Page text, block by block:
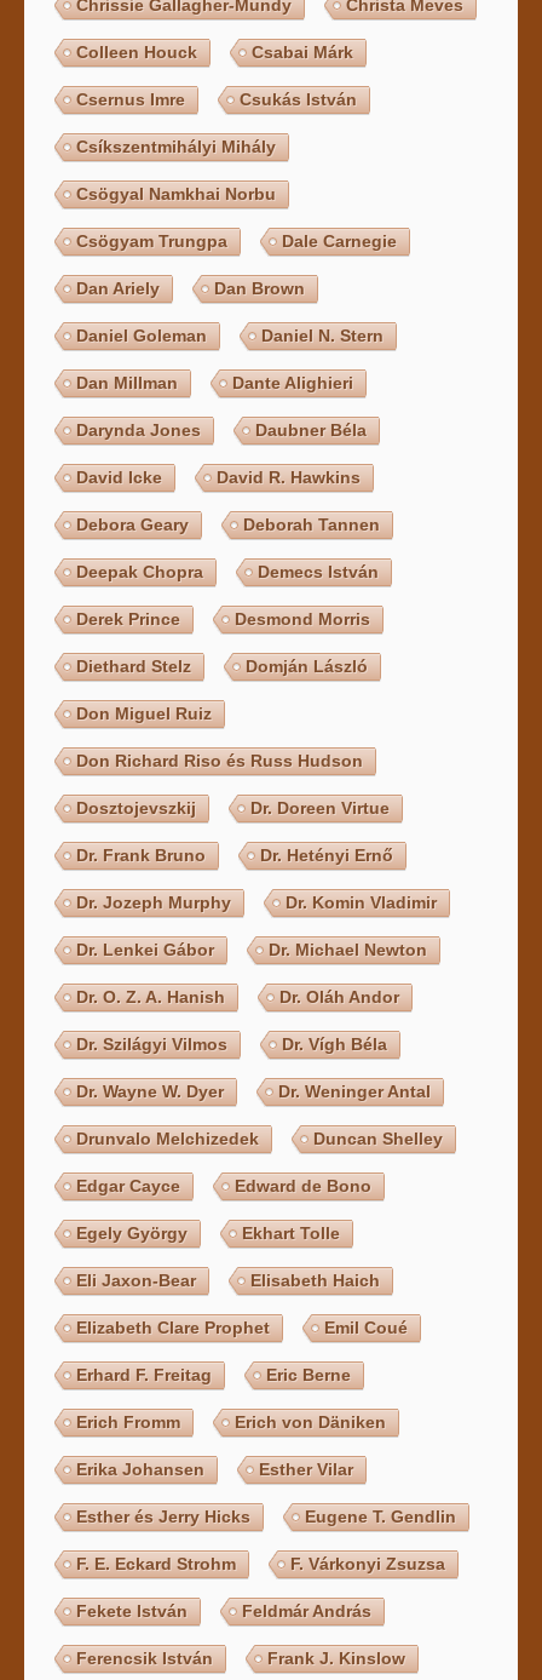
Chrissie Gallagher-Mundy Christa Meves
Colleen Houck Csabai Márk
Csernus Imre Csukás István
Csíkszentmihályi Mihály
Csögyal Namkhai Norbu
Csögyam Trungpa Dale Carnegie
Dan Ariely Dan Brown
Daniel Goleman Daniel N. Stern
Dan Millman Dante Alighieri
Darynda Jones Daubner Béla
David Icke David R. Hawkins
Debora Geary Deborah Tannen
Deepak Chopra Demecs István
Derek Prince Desmond Morris
Diethard Stelz Domján László
Don Miguel Ruiz
Don Richard Riso és Russ Hudson
Dosztojevszkij Dr. Doreen Virtue
Dr. Frank Bruno Dr. Hetényi Ernő
Dr. Jozeph Murphy Dr. Komin Vladimir
Dr. Lenkei Gábor Dr. Michael Newton
Dr. O. Z. A. Hanish Dr. Oláh Andor
Dr. Szilágyi Vilmos Dr. Vígh Béla
Dr. Wayne W. Dyer Dr. Weninger Antal
Drunvalo Melchizedek Duncan Shelley
Edgar Cayce Edward de Bono
Egely György Ekhart Tolle
Eli Jaxon-Bear Elisabeth Haich
Elizabeth Clare Prophet Emil Coué
Erhard F. Freitag Eric Berne
Erich Fromm Erich von Däniken
Erika Johansen Esther Vilar
Esther és Jerry Hicks Eugene T. Gendlin
F. E. Eckard Strohm F. Várkonyi Zsuzsa
Fekete István Feldmár András
Ferencsik István Frank J. Kinslow